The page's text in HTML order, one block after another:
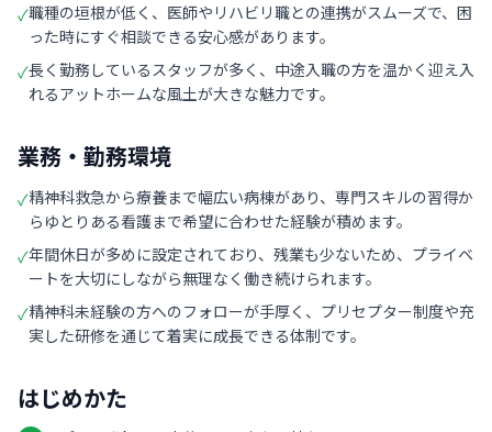
✓職種の垣根が低く、医師やリハビリ職との連携がスムーズで、困
った時にすぐ相談できる安心感があります。
✓長く勤務しているスタッフが多く、中途入職の方を温かく迎え入
れるアットホームな風土が大きな魅力です。
業務・勤務環境
✓精神科救急から療養まで幅広い病棟があり、専門スキルの習得か
らゆとりある看護まで希望に合わせた経験が積めます。
✓年間休日が多めに設定されており、残業も少ないため、プライベ
ートを大切にしながら無理なく働き続けられます。
✓精神科未経験の方へのフォローが手厚く、プリセプター制度や充
実した研修を通じて着実に成長できる体制です。
はじめかた